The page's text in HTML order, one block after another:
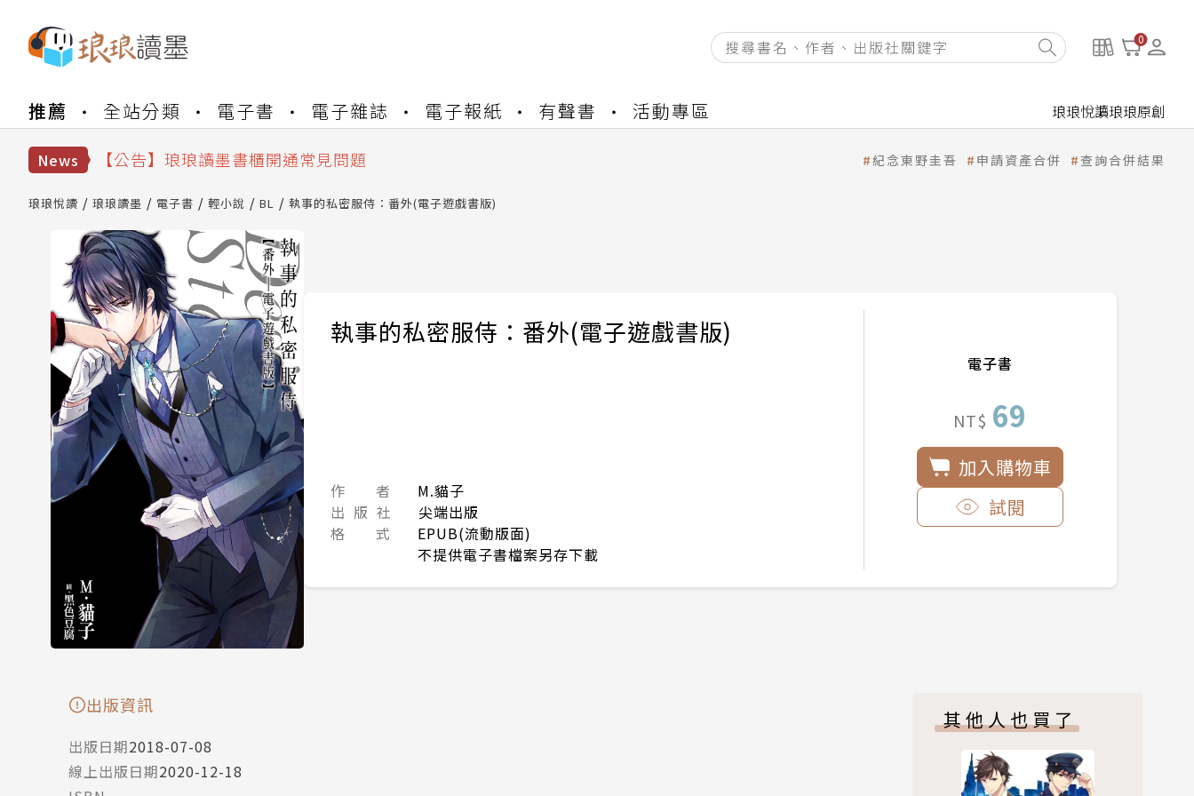
0
推薦 全站分類 電子書 電子雜誌 電子報紙 有聲書 活動專區 琅琅悅讀琅琅原創
News
【公告】琅琅讀墨數位閱讀資產合併與書櫃開通申請
【公告】琅琅讀墨 3 分鐘完成書櫃開通與資產合併申請圖文教學
【公告】琅琅讀墨數位閱讀資產合併與書櫃開通申請
紀念東野圭吾 申請資產合併 查詢合併結果
琅琅悅讀 琅琅讀墨 電子書 輕小說 BL 執事的私密服侍：番外(電子遊戲書版)
執事的私密服侍：番外(電子遊戲書版)
作 者
M.貓子
出 版 社
尖端出版
格 式
EPUB(流動版面)
不提供電子書檔案另存下載
電子書
NT$ 69
加入購物車
試閱
出版資訊
出版日期2018-07-08
線上出版日期2020-12-18
其他人也買了